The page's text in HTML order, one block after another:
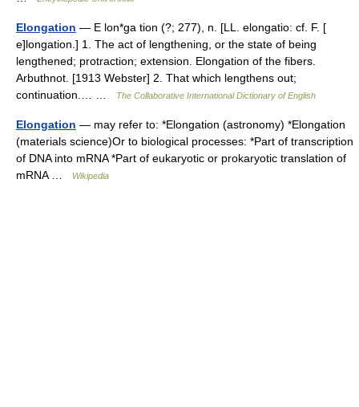
Elongation — E lon*ga tion (?; 277), n. [LL. elongatio: cf. F. [
e]longation.] 1. The act of lengthening, or the state of being
lengthened; protraction; extension. Elongation of the fibers.
Arbuthnot. [1913 Webster] 2. That which lengthens out;
continuation.… …
The Collaborative International Dictionary of English
Elongation — may refer to: *Elongation (astronomy) *Elongation
(materials science)Or to biological processes: *Part of transcription
of DNA into mRNA *Part of eukaryotic or prokaryotic translation of
mRNA …
Wikipedia